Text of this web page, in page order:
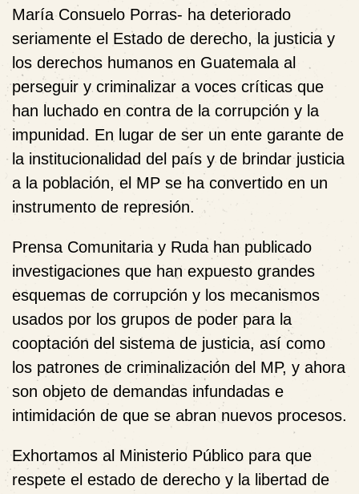
María Consuelo Porras- ha deteriorado
seriamente el Estado de derecho, la justicia y
los derechos humanos en Guatemala al
perseguir y criminalizar a voces críticas que
han luchado en contra de la corrupción y la
impunidad. En lugar de ser un ente garante de
la institucionalidad del país y de brindar justicia
a la población, el MP se ha convertido en un
instrumento de represión.
Prensa Comunitaria y Ruda han publicado
investigaciones que han expuesto grandes
esquemas de corrupción y los mecanismos
usados por los grupos de poder para la
cooptación del sistema de justicia, así como
los patrones de criminalización del MP, y ahora
son objeto de demandas infundadas e
intimidación de que se abran nuevos procesos.
Exhortamos al Ministerio Público para que
respete el estado de derecho y la libertad de